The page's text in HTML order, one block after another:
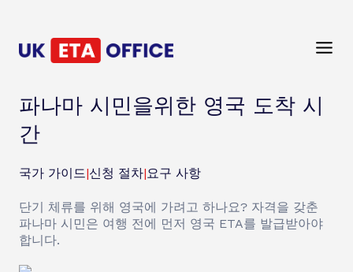
파나마 시민을위한 영국 도착 시
간
국가 가이드|신청 절차|요구 사항
단기 체류를 위해 영국에 가려고 하나요? 자격을 갖춘
파나마 시민은 여행 전에 먼저 영국 ETA를 발급받아야
합니다.